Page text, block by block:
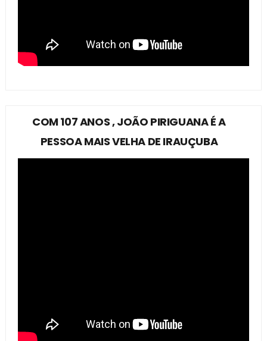
COM 107 ANOS , JOÃO PIRIGUANA É A
PESSOA MAIS VELHA DE IRAUÇUBA